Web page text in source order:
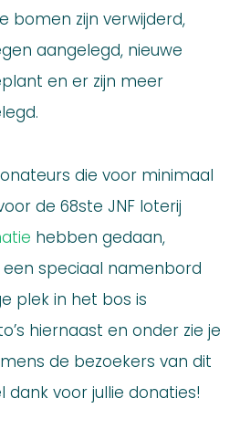
bomen zijn verwijderd,
aangelegd, nieuwe
en er zijn meer
die voor minimaal
de 68ste JNF loterij
hebben gedaan,
speciaal namenbord
plek in het bos is
hiernaast en onder zie je
de bezoekers van dit
dank voor jullie donaties!